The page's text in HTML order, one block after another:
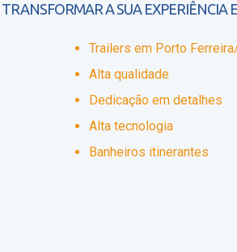
A SUA
Trailers em Porto
Alta qualidade
Dedicação em detalhes
Alta tecnologia
Banheiros itinerantes